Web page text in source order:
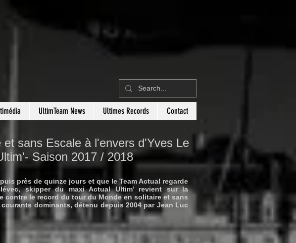
UltimTeam News Ultimes Records Contact
sans Escale à l'envers d'Yves Le
Saison 2017 / 2018
près de quinze jours et que le Team Actual regarde
skipper du maxi Actual Ultim’ revient sur la
contre le record du tour du Monde en solitaire et sans
dominants, détenu depuis 2004 par Jean Luc